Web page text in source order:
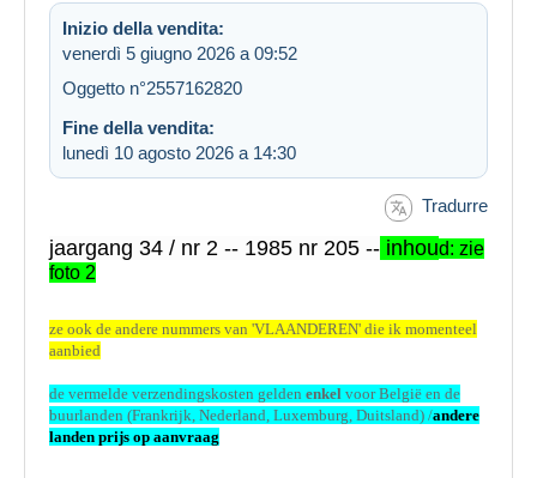
Inizio della vendita:
venerdì 5 giugno 2026 a 09:52
Oggetto n°2557162820
Fine della vendita:
lunedì 10 agosto 2026 a 14:30
Tradurre
jaargang 34 / nr 2 -- 1985 nr 205 -- inhoud: zie
foto 2
ze ook de andere nummers van 'VLAANDEREN' die ik momenteel
aanbied
de vermelde verzendingskosten gelden enkel voor België en de
buurlanden (Frankrijk, Nederland, Luxemburg, Duitsland) /andere
landen prijs op aanvraag